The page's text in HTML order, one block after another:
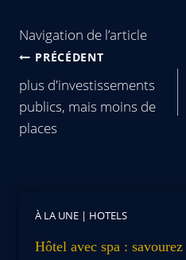
Navigation de l’article
PRÉCÉDENT
plus d'investissements
publics, mais moins de
places
À LA UNE | HOTELS
Hôtel avec spa :